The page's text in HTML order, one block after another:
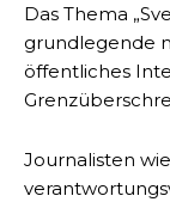
Das Thema
grundlegende
öffentliches
Journalisten